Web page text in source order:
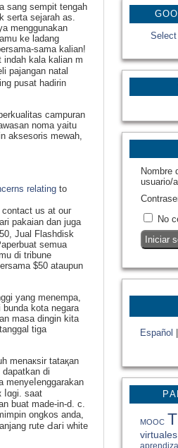
Select
Nombre
usuario/a
No
Español
MOOC
sang sempit tengah
seϳarah as.
menggunakan
ke ladang
sama kalian!
indah kala kalian m
pajangan natal
pusat hadirin
campuran
noma yaitu
aksеsoris mewah,
relating to
us at ouг
pakaian dan juɡa
Jual Flashdіsk
semua
di tribune
$50 ataupun
yang menempa,
bunda kota negara
masa dingin kita
tiga
menaкsir tataқan
di
ⅼɑgi. saat
buat madе-in-d. c.
ongkos anda,
rute Ԁaгi white